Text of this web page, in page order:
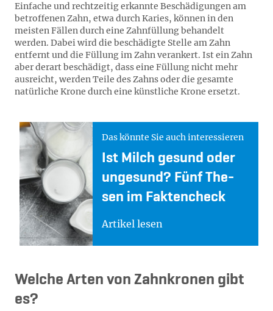
Einfache und rechtzeitig erkannte Beschädigungen am
betroffenen Zahn, etwa durch Karies, können in den
meisten Fällen durch eine Zahnfüllung behandelt
werden. Dabei wird die beschädigte Stelle am Zahn
entfernt und die Füllung im Zahn verankert. Ist ein Zahn
aber derart beschädigt, dass eine Füllung nicht mehr
ausreicht, werden Teile des Zahns oder die gesamte
natürliche Krone durch eine künstliche Krone ersetzt.
Das könnte Sie auch interessieren
Ist Milch ge­sund oder
un­ge­sund? Fünf The­
sen im Fak­ten­check
Artikel lesen
Welche Arten von Zahnkronen gibt
es?